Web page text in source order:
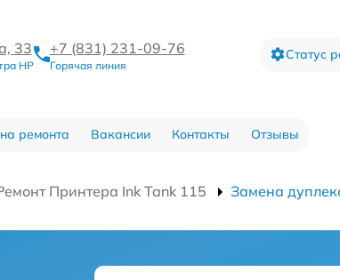
33
HP
+7 (831) 231-09-76
Горячая линия
Статус
ремонта Вакансии Контакты Отзывы
Принтера Ink Tank 115 Замена